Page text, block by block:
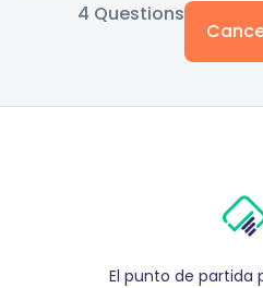
4 Questions
El punto de partida